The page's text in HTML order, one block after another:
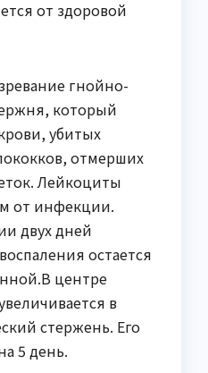
от здоровой
гнойно-
который
убитых
отмерших
Лейкоциты
от инфекции.
двух дней
остается
центре
в
стержень. Его
5 день.